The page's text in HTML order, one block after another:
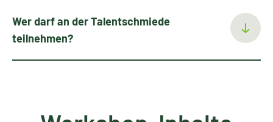
Wer darf an der Talentschmiede
teilnehmen?